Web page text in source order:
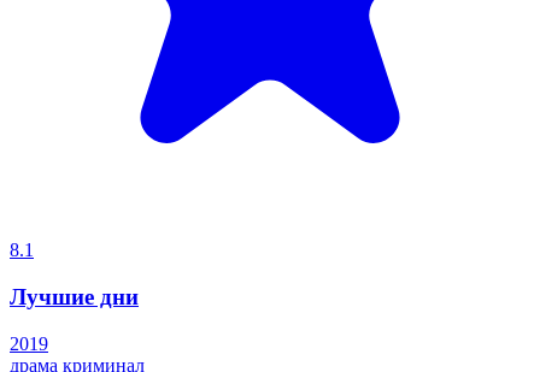
8.1
Лучшие дни
2019
драма криминал